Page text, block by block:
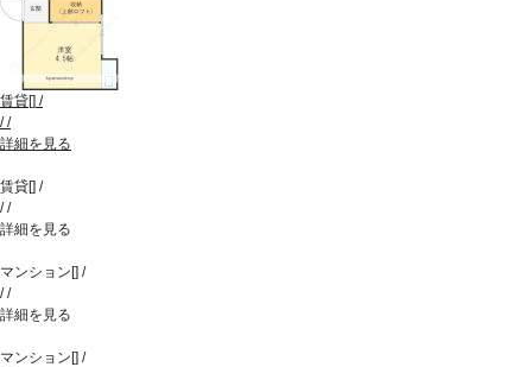
賃貸[] /
//
詳細を見る
賃貸[] /
//
詳細を見る
マンション[] /
//
詳細を見る
マンション[] /